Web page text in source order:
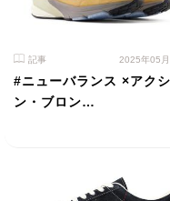
記事 2025年05月
#ニューバランス ×アク
ン・ブロン…